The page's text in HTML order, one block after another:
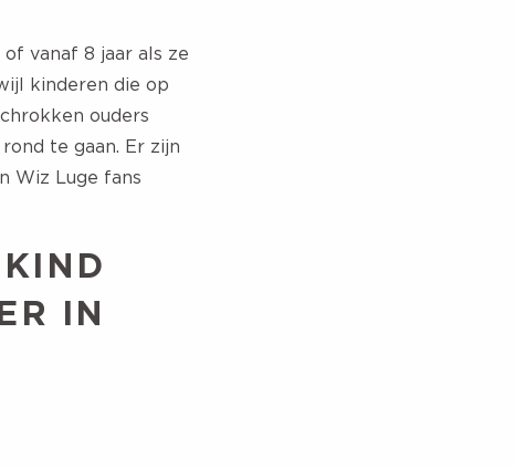
vanaf 8 jaar als ze
kinderen die op
ouders
te gaan. Er zijn
Wiz Luge fans
IN